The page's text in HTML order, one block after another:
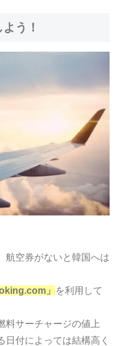
う！
航空券がないと韓国へは
」
を利用して
料サーチャージの値上
日付によっては結構高く